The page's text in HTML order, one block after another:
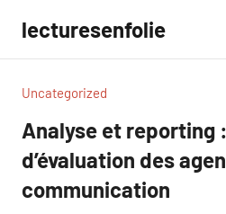
contenu
lecturesenfolie
Uncategorized
Analyse et reporting
d’évaluation des
communication